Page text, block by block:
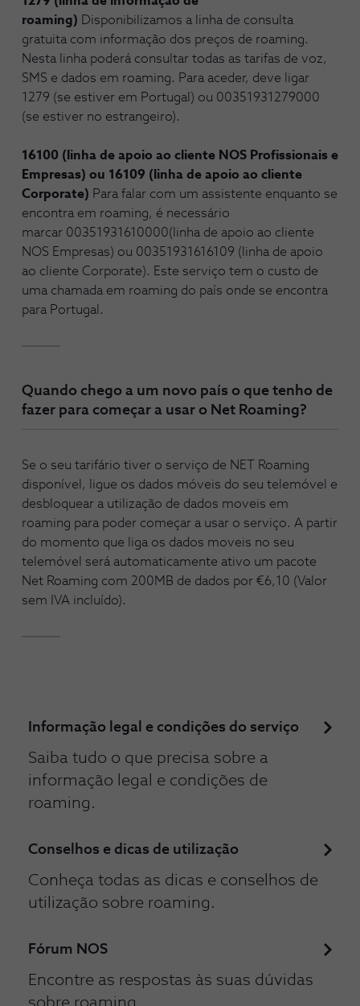
roaming) Disponibilizamos a linha de consulta
gratuita com informação dos preços de roaming.
Nesta linha poderá consultar todas as tarifas de voz,
SMS e dados em roaming. Para aceder, deve ligar
1279 (se estiver em Portugal) ou 00351931279000
(se estiver no estrangeiro).
16100 (linha de apoio ao cliente NOS Profissionais e
Empresas) ou 16109 (linha de apoio ao cliente
Corporate) Para falar com um assistente enquanto se
encontra em roaming, é necessário
marcar 00351931610000(linha de apoio ao cliente
NOS Empresas) ou 00351931616109 (linha de apoio
ao cliente Corporate). Este serviço tem o custo de
uma chamada em roaming do país onde se encontra
para Portugal.
Quando chego a um novo país o que tenho de
fazer para começar a usar o Net Roaming?
Se o seu tarifário tiver o serviço de NET Roaming
disponível, ligue os dados móveis do seu telemóvel e
desbloquear a utilização de dados moveis em
roaming para poder começar a usar o serviço. A partir
do momento que liga os dados moveis no seu
telemóvel será automaticamente ativo um pacote
Net Roaming com 200MB de dados por €6,10 (Valor
sem IVA incluído).
Informação legal e condições do serviço
Saiba tudo o que precisa sobre a
informação legal e condições de
roaming.
Conselhos e dicas de utilização
Conheça todas as dicas e conselhos de
utilização sobre roaming.
Fórum NOS
Encontre as respostas às suas dúvidas
sobre roaming.